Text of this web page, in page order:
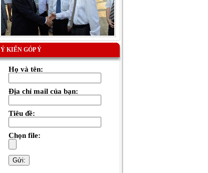
Ý KIẾN GÓP Ý
Họ và tên:
Địa chỉ mail của bạn:
Tiêu đề:
Chọn file: